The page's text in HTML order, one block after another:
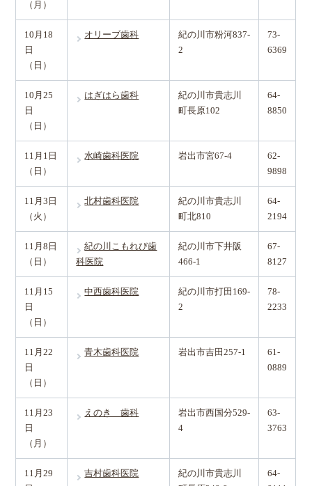
（月）
10月18
日
（日）
オリーブ歯科
紀の川市粉河837-
2
73-
6369
10月25
日
（日）
はぎはら歯科
紀の川市貴志川
町長原102
64-
8850
11月1日
（日）
水崎歯科医院 岩出市宮67-4
62-
9898
11月3日
（火）
北村歯科医院
紀の川市貴志川
町北810
64-
2194
11月8日
（日）
紀の川こもれび歯
科医院
紀の川市下井阪
466-1
67-
8127
11月15
日
（日）
中西歯科医院
紀の川市打田169-
2
78-
2233
11月22
日
（日）
青木歯科医院 岩出市吉田257-1
61-
0889
11月23
日
（月）
えのき 歯科
岩出市西国分529-
4
63-
3763
11月29
吉村歯科医院
紀の川市貴志川
64-